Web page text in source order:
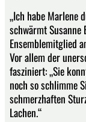
„Ich habe Marlene
schwärmt
Ensemblemitglied
Vor allem der
fasziniert: „Sie
noch so schlimme
schmerzhaften
Lachen.“